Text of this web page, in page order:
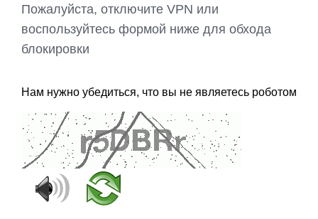
Пожалуйста, отключите VPN или
воспользуйтесь формой ниже для обхода
блокировки
Нам нужно убедиться, что вы не являетесь роботом